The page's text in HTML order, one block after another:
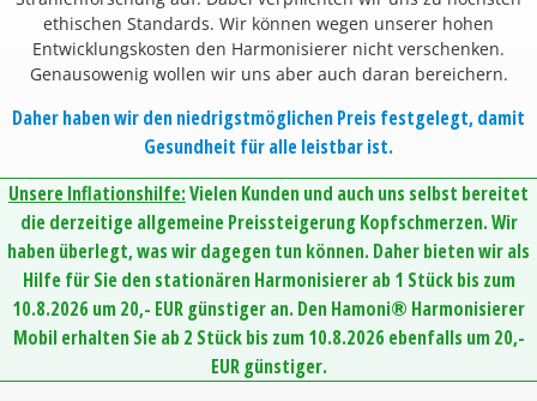
ethischen Standards. Wir können wegen unserer hohen
Entwicklungskosten den Harmonisierer nicht verschenken.
Genausowenig wollen wir uns aber auch daran bereichern.
Daher haben wir den niedrigstmöglichen Preis festgelegt, damit
Gesundheit für alle leistbar ist.
Unsere Inflationshilfe:Vielen Kunden und auch uns selbst bereitet
die derzeitige allgemeine Preissteigerung Kopfschmerzen. Wir
haben überlegt, was wir dagegen tun können. Daher bieten wir als
Hilfe für Sie den stationären Harmonisierer ab 1 Stück bis zum
10.8.2026 um 20,- EUR günstiger an. Den Hamoni® Harmonisierer
Mobil erhalten Sie ab 2 Stück bis zum 10.8.2026 ebenfalls um 20,-
EUR günstiger.